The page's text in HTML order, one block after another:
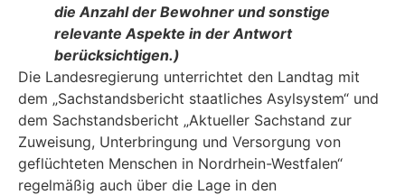
die Anzahl der Bewohner und sonstige
relevante Aspekte in der Antwort
berücksichtigen.)
Die Landesregierung unterrichtet den Landtag mit
dem „Sachstandsbericht staatliches Asyl­system“ und
dem Sachstandsbericht „Aktueller Sachstand zur
Zuweisung, Unterbringung und Versorgung von
geflüchteten Menschen in Nordrhein-Westfalen“
regelmäßig auch über die Lage in den